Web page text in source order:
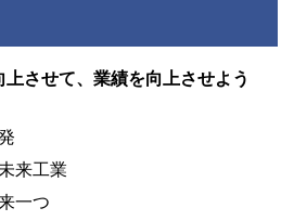
上させて、業績を向上させよう
来工業
一つ